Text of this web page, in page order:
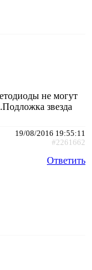
не могут
звезда
19/08/2016 19:55:11
#2261662
Ответить